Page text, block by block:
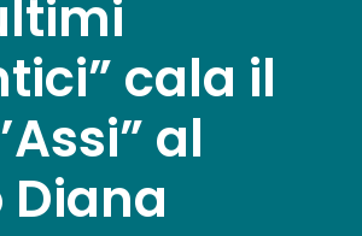
cala il
al
Diana